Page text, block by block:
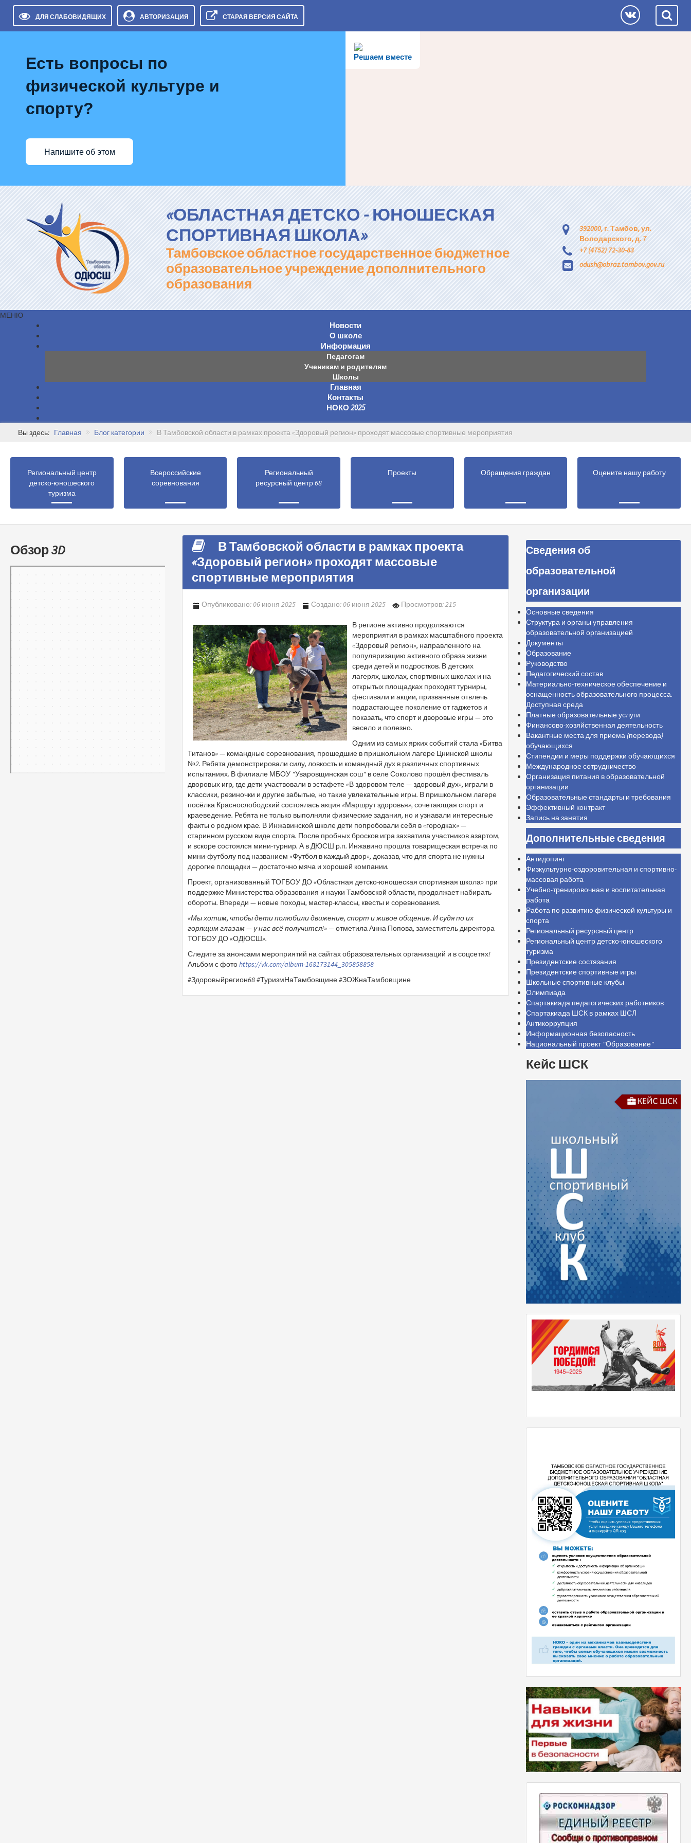
ДЛЯ СЛАБОВИДЯЩИХ АВТОРИЗАЦИЯ СТАРАЯ ВЕРСИЯ САЙТА
Решаем вместе
Есть вопросы по
физической культуре и
спорту?
Напишите об этом
«ОБЛАСТНАЯ ДЕТСКО - ЮНОШЕСКАЯ
СПОРТИВНАЯ ШКОЛА»
Тамбовское областное государственное бюджетное
образовательное учреждение дополнительного
образования
392000, г. Тамбов, ул.
Володарского, д. 7
+7 (4752) 72-30-83
odush@obraz.tambov.gov.ru
МЕНЮ
Новости
О школе
Информация
Педагогам
Ученикам и родителям
Школы
Главная
Контакты
НОКО 2025
Вы здесь: Главная Блог категории В Тамбовской области в рамках проекта «Здоровый регион» проходят массовые спортивные мероприятия
Региональный центр
детско-юношеского
туризма
Всероссийские
соревнования
Региональный
ресурсный центр 68
Проекты Обращения граждан Оцените нашу работу
Обзор 3D
В Тамбовской области в рамках проекта
«Здоровый регион» проходят массовые
спортивные мероприятия
Опубликовано: 06 июня 2025 Создано: 06 июня 2025 Просмотров: 215
В регионе активно продолжаются
мероприятия в рамках масштабного проекта
«Здоровый регион», направленного на
популяризацию активного образа жизни
среди детей и подростков. В детских
лагерях, школах, спортивных школах и на
открытых площадках проходят турниры,
фестивали и акции, призванные отвлечь
подрастающее поколение от гаджетов и
показать, что спорт и дворовые игры — это
весело и полезно.
Одним из самых ярких событий стала «Битва
Титанов» — командные соревнования, прошедшие в пришкольном лагере Цнинской школы
№2. Ребята демонстрировали силу, ловкость и командный дух в различных спортивных
испытаниях. В филиале МБОУ "Уваровщинская сош" в селе Соколово прошёл фестиваль
дворовых игр, где дети участвовали в эстафете «В здоровом теле — здоровый дух», играли в
классики, резиночки и другие забытые, но такие увлекательные игры. В пришкольном лагере
посёлка Краснослободский состоялась акция «Маршрут здоровья», сочетающая спорт и
краеведение. Ребята не только выполняли физические задания, но и узнавали интересные
факты о родном крае. В Инжавинской школе дети попробовали себя в «городках» —
старинном русском виде спорта. После пробных бросков игра захватила участников азартом,
и вскоре состоялся мини-турнир. А в ДЮСШ р.п. Инжавино прошла товарищеская встреча по
мини-футболу под названием «Футбол в каждый двор», доказав, что для спорта не нужны
дорогие площадки — достаточно мяча и хорошей компании.
Проект, организованный ТОГБОУ ДО «Областная детско-юношеская спортивная школа» при
поддержке Министерства образования и науки Тамбовской области, продолжает набирать
обороты. Впереди — новые походы, мастер-классы, квесты и соревнования.
«Мы хотим, чтобы дети полюбили движение, спорт и живое общение. И судя по их
горящим глазам — у нас всё получится!»— отметила Анна Попова, заместитель директора
ТОГБОУ ДО «ОДЮСШ».
Следите за анонсами мероприятий на сайтах образовательных организаций и в соцсетях!
Альбом с фотоhttps://vk.com/album-168173144_305858858
#Здоровыйрегион68 #ТуризмНаТамбовщине #ЗОЖнаТамбовщине
Сведения об
образовательной
организации
Основные сведения
Структура и органы управления
образовательной организацией
Документы
Образование
Руководство
Педагогический состав
Материально-техническое обеспечение и
оснащенность образовательного процесса.
Доступная среда
Платные образовательные услуги
Финансово-хозяйственная деятельность
Вакантные места для приема (перевода)
обучающихся
Стипендии и меры поддержки обучающихся
Международное сотрудничество
Организация питания в образовательной
организации
Образовательные стандарты и требования
Эффективный контракт
Запись на занятия
Дополнительные сведения
Антидопинг
Физкультурно-оздоровительная и спортивно-
массовая работа
Учебно-тренировочная и воспитательная
работа
Работа по развитию физической культуры и
спорта
Региональный ресурсный центр
Региональный центр детско-юношеского
туризма
Президентские состязания
Президентские спортивные игры
Школьные спортивные клубы
Олимпиада
Спартакиада педагогических работников
Спартакиада ШСК в рамках ШСЛ
Антикоррупция
Информационная безопасность
Национальный проект "Образование"
Кейс ШСК